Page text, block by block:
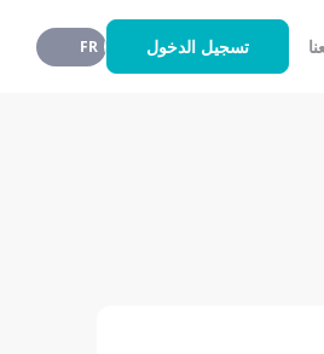
تسجيل الدخول FR